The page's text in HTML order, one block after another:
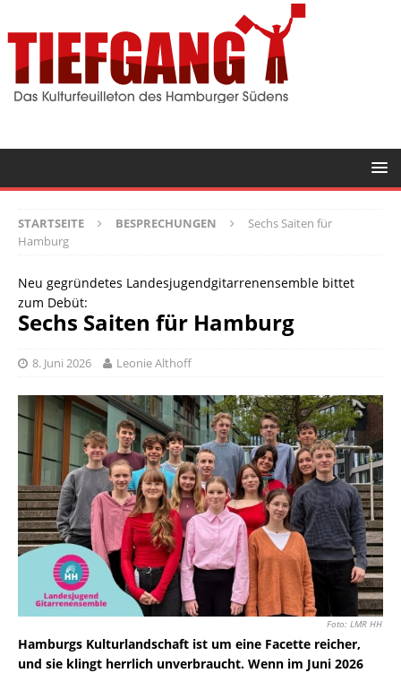
STARTSEITE BESPRECHUNGEN
Sechs Saiten für
Hamburg
Neu gegründetes Landesjugendgitarrenensemble bittet
zum Debüt:
Sechs Saiten für Hamburg
8. Juni 2026 Leonie Althoff
Foto: LMR HH
Hamburgs Kulturlandschaft ist um eine Facette reicher,
und sie klingt herrlich unverbraucht. Wenn im Juni 2026